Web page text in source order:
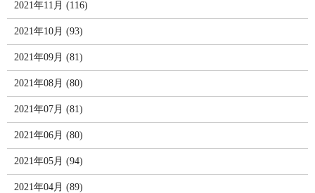
2021年11月 (116)
2021年10月 (93)
2021年09月 (81)
2021年08月 (80)
2021年07月 (81)
2021年06月 (80)
2021年05月 (94)
2021年04月 (89)